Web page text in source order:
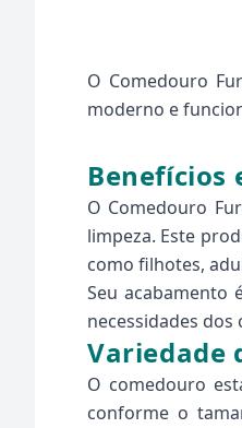
O Comedouro
moderno e
Benefícios
O Comedouro
limpeza. Este
como filhotes,
Seu acabamento
necessidades
Variedade
O comedouro
conforme o